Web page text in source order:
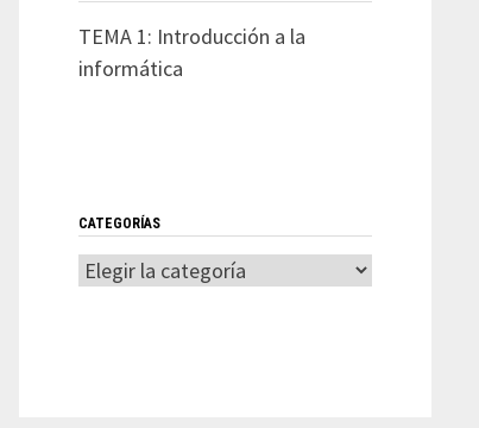
TEMA 1: Introducción a la
informática
CATEGORÍAS
Categorías